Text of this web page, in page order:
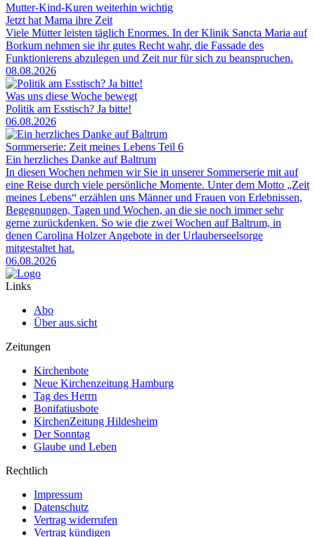
Mutter-Kind-Kuren weiterhin wichtig
Jetzt hat Mama ihre Zeit
Viele Mütter leisten täglich Enormes. In der Klinik Sancta Maria auf
Borkum nehmen sie ihr gutes Recht wahr, die Fassade des
Funktionierens abzulegen und Zeit nur für sich zu beanspruchen.
08.08.2026
Was uns diese Woche bewegt
Politik am Esstisch? Ja bitte!
06.08.2026
Sommerserie: Zeit meines Lebens Teil 6
Ein herzliches Danke auf Baltrum
In diesen Wochen nehmen wir Sie in unserer Sommerserie mit auf
eine Reise durch viele persönliche Momente. Unter dem Motto „Zeit
meines Lebens“ erzählen uns Männer und Frauen von Erlebnissen,
Begegnungen, Tagen und Wochen, an die sie noch immer sehr
gerne zurückdenken. So wie die zwei Wochen auf Baltrum, in
denen Carolina Holzer Angebote in der Urlauberseelsorge
mitgestaltet hat.
06.08.2026
Links
Abo
Über aus.sicht
Zeitungen
Kirchenbote
Neue Kirchenzeitung Hamburg
Tag des Herrn
Bonifatiusbote
KirchenZeitung Hildesheim
Der Sonntag
Glaube und Leben
Rechtlich
Impressum
Datenschutz
Vertrag widerrufen
Vertrag kündigen